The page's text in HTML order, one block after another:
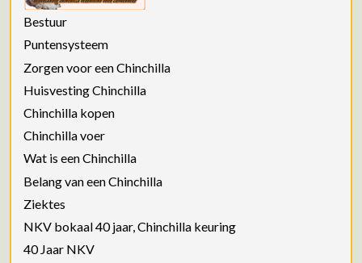
Bestuur
Puntensysteem
Zorgen voor een Chinchilla
Huisvesting Chinchilla
Chinchilla kopen
Chinchilla voer
Wat is een Chinchilla
Belang van een Chinchilla
Ziektes
NKV bokaal 40 jaar, Chinchilla keuring
40 Jaar NKV